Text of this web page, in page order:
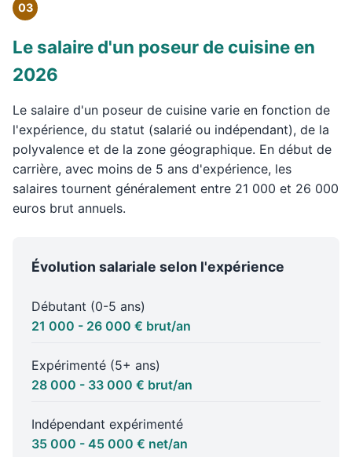
03
Le salaire d'un poseur de cuisine en
2026
Le salaire d'un poseur de cuisine varie en fonction de
l'expérience, du statut (salarié ou indépendant), de la
polyvalence et de la zone géographique. En début de
carrière, avec moins de 5 ans d'expérience, les
salaires tournent généralement entre 21 000 et 26 000
euros brut annuels.
Évolution salariale selon l'expérience
Débutant (0-5 ans)
21 000 - 26 000 € brut/an
Expérimenté (5+ ans)
28 000 - 33 000 € brut/an
Indépendant expérimenté
35 000 - 45 000 € net/an